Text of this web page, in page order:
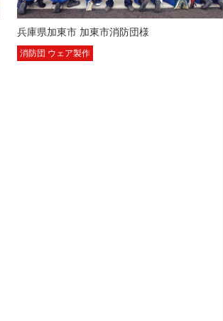
兵庫県加東市 加東市消防団様
消防団 ウェア製作